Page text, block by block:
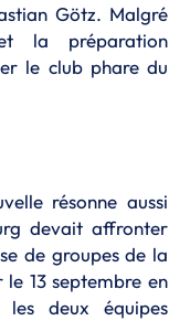
Götz. Malgré
la préparation
le club phare du
résonne aussi
devait affronter
de groupes de la
13 septembre en
les deux équipes